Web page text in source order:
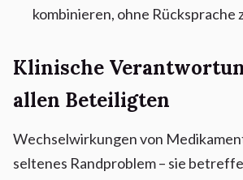
kombinieren, ohne Rücksprache
Klinische
allen Beteiligten
Wechselwirkungen von
seltenes Randproblem – sie